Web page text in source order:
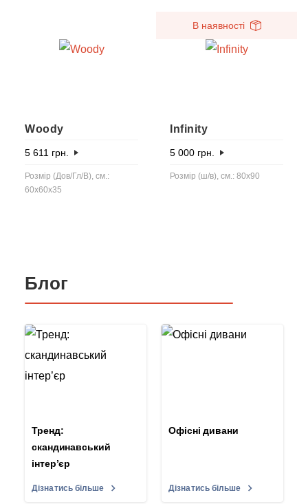
Woody
5 611 грн.
Розмір (Дов/Гл/В), см.:
60x60x35
В наявності
Infinity
5 000 грн.
Розмір (ш/в), см.: 80x90
Блог
Тренд:
скандинавський
інтер’єр
Дізнатись більше
Офісні дивани
Дізнатись більше